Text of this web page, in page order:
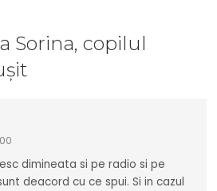
Sorina, copilul
dimineata si pe radio si pe
deacord cu ce spui. Si in cazul